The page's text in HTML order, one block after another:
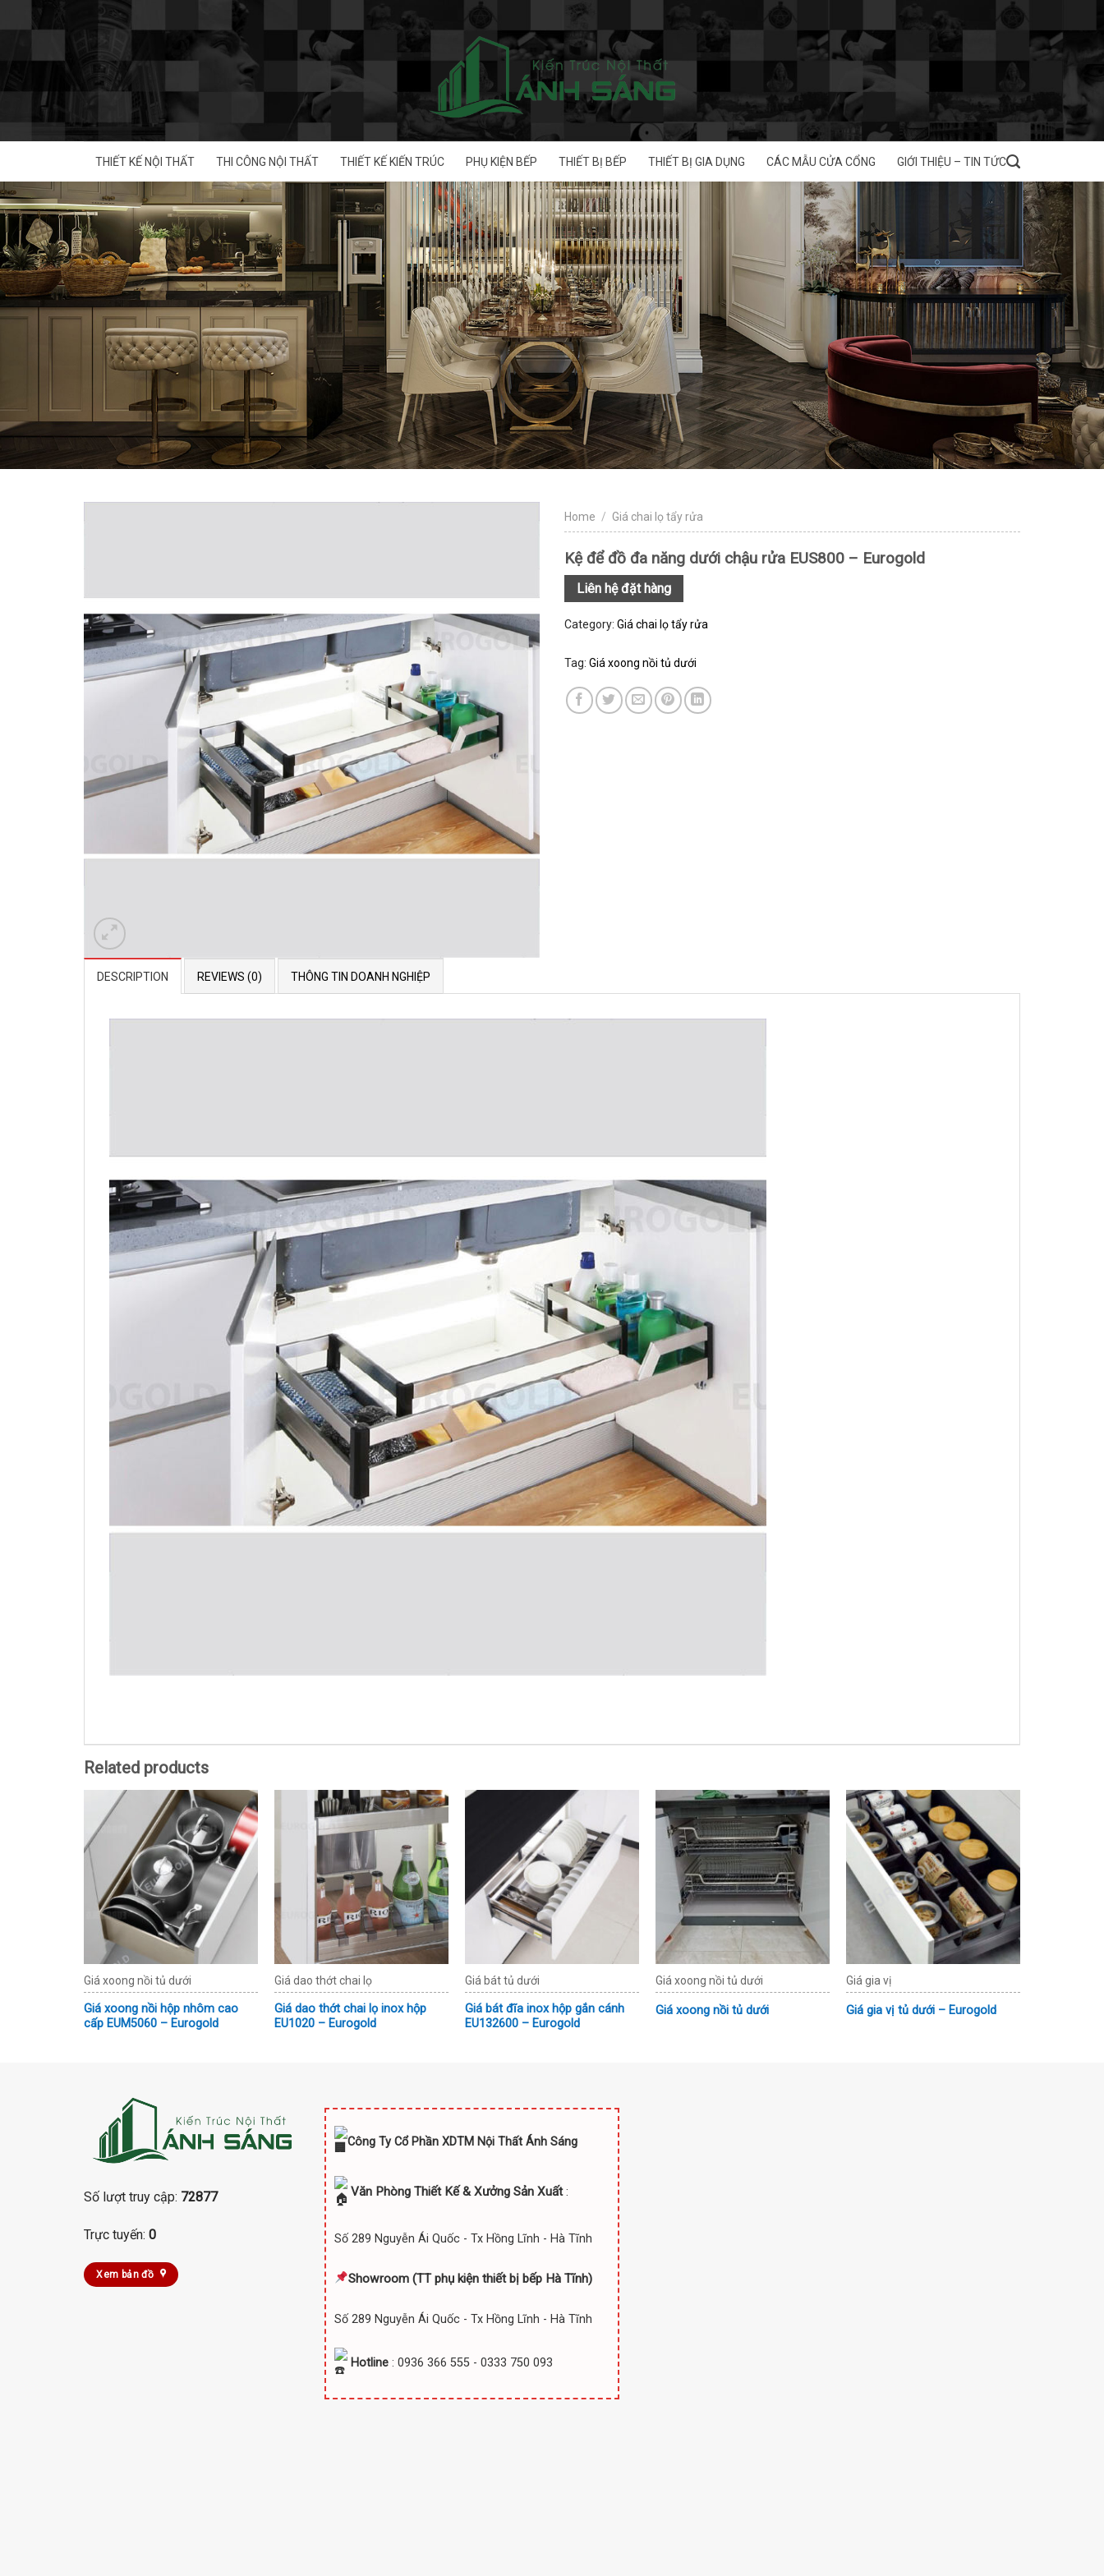
to
THIẾT KẾ NỘI THẤT THI CÔNG NỘI THẤT THIẾT KẾ KIẾN TRÚC PHỤ KIỆN BẾP THIẾT BỊ BẾP THIẾT BỊ GIA DỤNG CÁC MẪU CỬA CỔNG GIỚI THIỆU – TIN TỨC
Home / Giá chai lọ tẩy rửa
Kệ để đồ đa năng dưới chậu rửa EUS800 – Eurogold
Liên hệ đặt hàng
Category: Giá chai lọ tẩy rửa
Tag: Giá xoong nồi tủ dưới
DESCRIPTION REVIEWS (0) THÔNG TIN DOANH NGHIỆP
Related products
Giá xoong nồi tủ dưới
Giá xoong nồi hộp nhôm cao
cấp EUM5060 – Eurogold
Giá dao thớt chai lọ
Giá dao thớt chai lọ inox hộp
EU1020 – Eurogold
Giá bát tủ dưới
Giá bát đĩa inox hộp gắn cánh
EU132600 – Eurogold
Giá xoong nồi tủ dưới
Giá xoong nồi tủ dưới
Giá gia vị
Giá gia vị tủ dưới – Eurogold
Số lượt truy cập: 72877
Trực tuyến: 0
Xem bản đồ
Công Ty Cổ Phần XDTM Nội Thất Ánh Sáng
Văn Phòng Thiết Kế & Xưởng Sản Xuất:
Số 289 Nguyễn Ái Quốc - Tx Hồng Lĩnh - Hà Tĩnh
Showroom (TTphụ kiện thiết bị bếp Hà Tĩnh)
Số 289 Nguyễn Ái Quốc - Tx Hồng Lĩnh - Hà Tĩnh
Hotline: 0936 366 555 - 0333 750 093